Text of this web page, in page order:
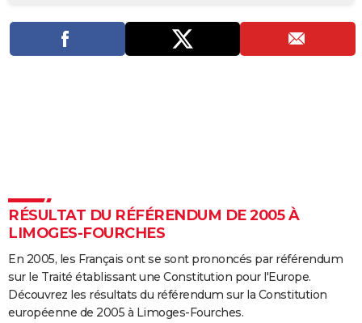
PHOTO
GUIDES D'ACHAT
COPAINS D'AVANT
FORUM
Bricolage
Lifestyle
Culture
Sport
Auto
Television
Voyage
Cinema
RÉSULTAT DU RÉFÉRENDUM DE 2005 À
LIMOGES-FOURCHES
En 2005, les Français ont se sont prononcés par référendum
sur le Traité établissant une Constitution pour l'Europe.
Découvrez les résultats du référendum sur la Constitution
européenne de 2005 à Limoges-Fourches.